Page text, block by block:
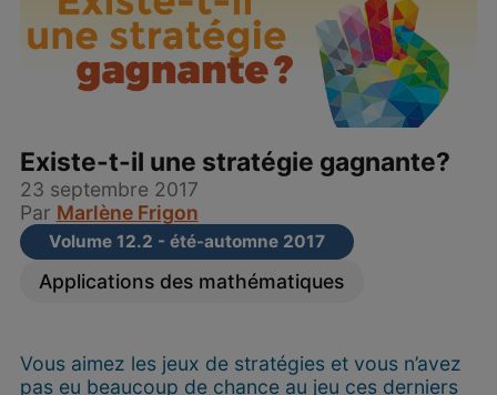
Existe-t-il une stratégie gagnante?
23 septembre 2017
Par Marlène Frigon
Volume 12.2 - été-automne 2017
Applications des mathématiques
Vous aimez les jeux de stratégies et vous n’avez
pas eu beaucoup de chance au jeu ces derniers